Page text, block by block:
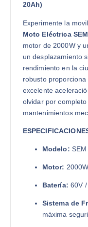
20Ah)
Experimente la
Moto Eléctrica
motor de 2000W y
un desplazamiento
rendimiento en la
robusto proporciona
excelente
olvidar por
mantenimientos
Modelo: SEM
Motor:
Batería: 60V
Sistema de
máxima